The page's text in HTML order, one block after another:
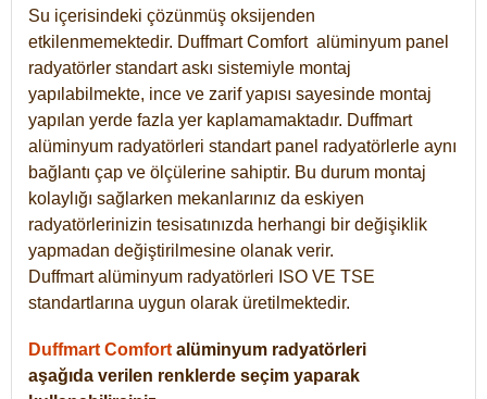
Su içerisindeki çözünmüş oksijenden
etkilenmemektedir. DuffmartComfort alüminyum panel
radyatörler standart askı sistemiyle montaj
yapılabilmekte, ince ve zarif yapısı sayesinde montaj
yapılan yerde fazla yer kaplamamaktadır. Duffmart
alüminyum radyatörleri standart panel radyatörlerle aynı
bağlantı çap ve ölçülerine sahiptir. Bu durum montaj
kolaylığı sağlarken mekanlarınız da eskiyen
radyatörlerinizin tesisatınızda herhangi bir değişiklik
yapmadan değiştirilmesine olanak verir.
Duffmart alüminyum radyatörleri ISO VE TSE
standartlarına uygun olarak üretilmektedir.
Duffmart Comfort alüminyum radyatörleri
aşağıda verilen renklerde seçim yaparak